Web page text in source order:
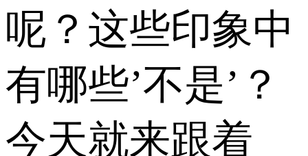
呢？这些印象中
有哪些’不是’？
今天就来跟着